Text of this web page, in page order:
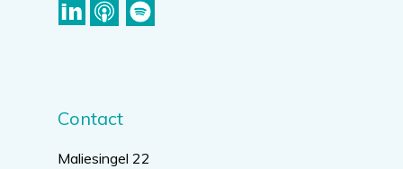
Contact
Maliesingel 22